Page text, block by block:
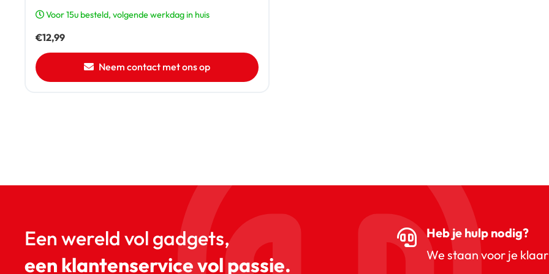
Voor 15u besteld, volgende werkdag in huis
€12,99
Neem contact met ons op
Een wereld vol gadgets,
een klantenservice vol passie.
Heb je hulp nodig?
We staan voor je